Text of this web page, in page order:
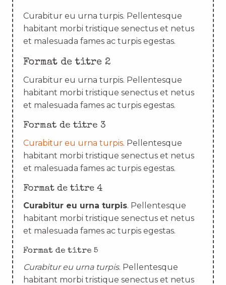
Curabitur eu urna turpis. Pellentesque
habitant morbi tristique senectus et netus
et malesuada fames ac turpis egestas.
Format de titre 2
Curabitur eu urna turpis. Pellentesque
habitant morbi tristique senectus et netus
et malesuada fames ac turpis egestas.
Format de titre 3
Curabitur eu urna turpis. Pellentesque
habitant morbi tristique senectus et netus
et malesuada fames ac turpis egestas.
Format de titre 4
Curabitur eu urna turpis. Pellentesque
habitant morbi tristique senectus et netus
et malesuada fames ac turpis egestas.
Format de titre 5
Curabitur eu urna turpis. Pellentesque
habitant morbi tristique senectus et netus